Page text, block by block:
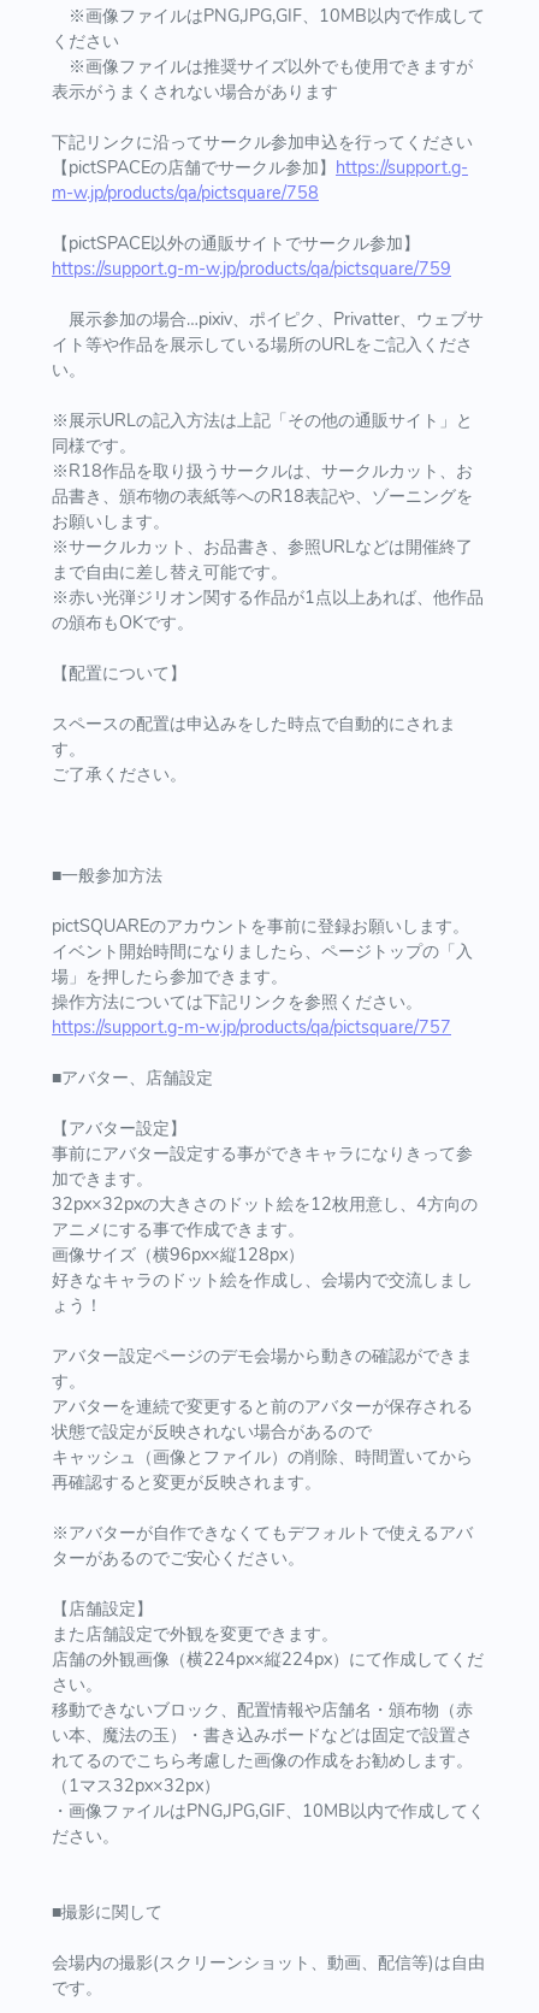
※画像ファイルはPNG,JPG,GIF、10MB以内で作成して
ください
※画像ファイルは推奨サイズ以外でも使用できますが
表示がうまくされない場合があります
下記リンクに沿ってサークル参加申込を行ってください
【pictSPACEの店舗でサークル参加】 https://support.g-
m-w.jp/products/qa/pictsquare/758
【pictSPACE以外の通販サイトでサークル参加】
https://support.g-m-w.jp/products/qa/pictsquare/759
展示参加の場合…pixiv、ポイピク、Privatter、ウェブサ
イト等や作品を展示している場所のURLをご記入くださ
い。
※展示URLの記入方法は上記「その他の通販サイト」と
同様です。
※R18作品を取り扱うサークルは、サークルカット、お
品書き、頒布物の表紙等へのR18表記や、ゾーニングを
お願いします。
※サークルカット、お品書き、参照URLなどは開催終了
まで自由に差し替え可能です。
※赤い光弾ジリオン関する作品が1点以上あれば、他作品
の頒布もOKです。
【配置について】
スペースの配置は申込みをした時点で自動的にされま
す。
ご了承ください。
■一般参加方法
pictSQUAREのアカウントを事前に登録お願いします。
イベント開始時間になりましたら、ページトップの「入
場」を押したら参加できます。
操作方法については下記リンクを参照ください。
https://support.g-m-w.jp/products/qa/pictsquare/757
■アバター、店舗設定
【アバター設定】
事前にアバター設定する事ができキャラになりきって参
加できます。
32px×32pxの大きさのドット絵を12枚用意し、4方向の
アニメにする事で作成できます。
画像サイズ（横96px×縦128px）
好きなキャラのドット絵を作成し、会場内で交流しまし
ょう！
アバター設定ページのデモ会場から動きの確認ができま
す。
アバターを連続で変更すると前のアバターが保存される
状態で設定が反映されない場合があるので
キャッシュ（画像とファイル）の削除、時間置いてから
再確認すると変更が反映されます。
※アバターが自作できなくてもデフォルトで使えるアバ
ターがあるのでご安心ください。
【店舗設定】
また店舗設定で外観を変更できます。
店舗の外観画像（横224px×縦224px）にて作成してくだ
さい。
移動できないブロック、配置情報や店舗名・頒布物（赤
い本、魔法の玉）・書き込みボードなどは固定で設置さ
れてるのでこちら考慮した画像の作成をお勧めします。
（1マス32px×32px）
・画像ファイルはPNG,JPG,GIF、10MB以内で作成してく
ださい。
■撮影に関して
会場内の撮影(スクリーンショット、動画、配信等)は自由
です。